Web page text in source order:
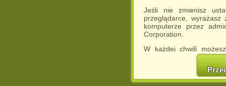
Jeśli nie zmienisz
przeglądarce,
komputerze przez
Corporation.
W każdej chwili
cookies w swojej
w naszej
http://chomikuj.pl/